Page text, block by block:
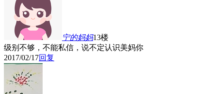
宁的妈妈13楼
级别不够，不能私信，说不定认识美妈你
2017/02/17回复